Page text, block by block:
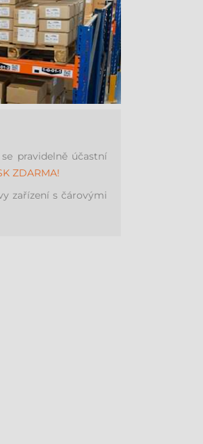
pravidelně účastní
ZDARMA!
zařízení s čárovými